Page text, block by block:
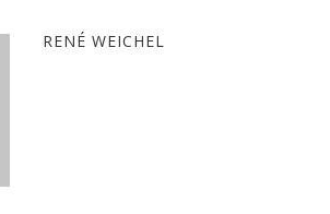
RENÉ WEICHEL